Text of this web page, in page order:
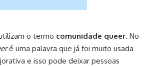
o termo comunidade queer. No
é uma palavra que já foi muito usada
e isso pode deixar pessoas